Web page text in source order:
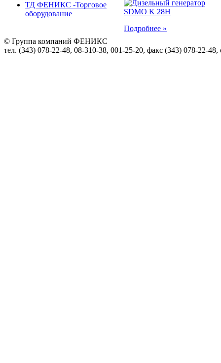
ТД ФЕНИКС -Торговое
оборудование
Подробнее »
© Группа компаний ФЕНИКС
тел. (343) 078-22-48, 08-310-38, 001-25-20, факс (343) 078-22-